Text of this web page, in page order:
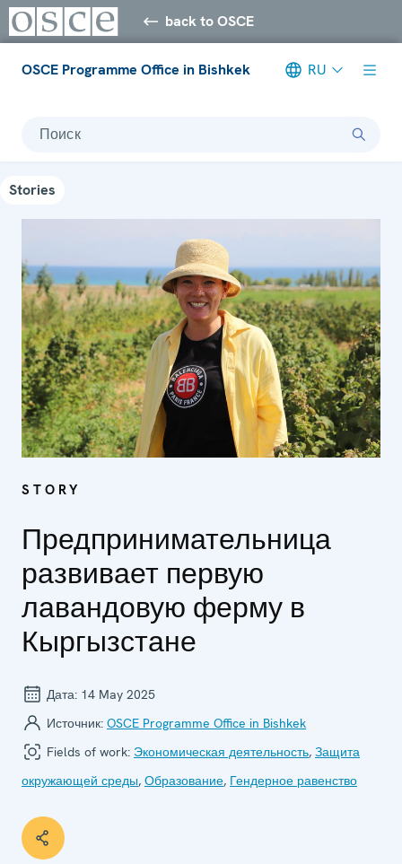
back to OSCE
OSCE Programme Office in Bishkek RU
Поиск
Stories
STORY
Предпринимательница
развивает первую
лавандовую ферму в
Кыргызстане
Дата: 14 May 2025
Источник: OSCE Programme Office in Bishkek
Fields of work: Экономическая деятельность, Защита
окружающей среды, Образование, Гендерное равенство